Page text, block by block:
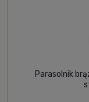
Parasolnik